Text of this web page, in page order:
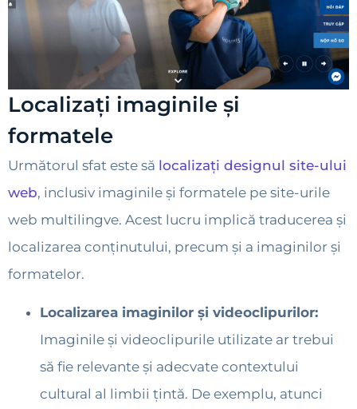
Localizați imaginile și
formatele
Următorul sfat este să localizați designul site-ului
web, inclusiv imaginile și formatele pe site-urile
web multilingve. Acest lucru implică traducerea și
localizarea conținutului, precum și a imaginilor și
formatelor.
Localizarea imaginilor și videoclipurilor:
Imaginile și videoclipurile utilizate ar trebui
să fie relevante și adecvate contextului
cultural al limbii țintă. De exemplu, atunci